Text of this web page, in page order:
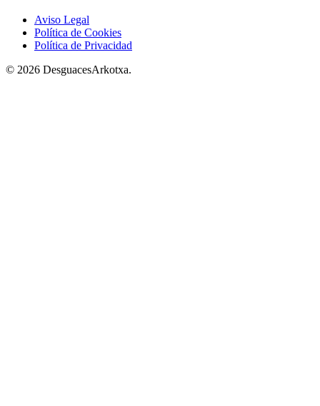
Aviso Legal
Política de Cookies
Política de Privacidad
© 2026 DesguacesArkotxa.